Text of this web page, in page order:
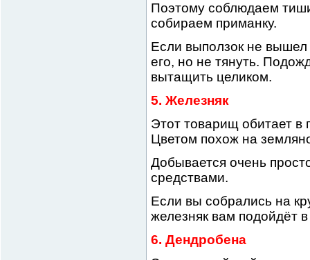
Поэтому соблюдаем
собираем приманку.
Если выползок не вышел
его, но не тянуть.
вытащить целиком.
5. Железняк
Этот товарищ обитает в
Цветом похож на
Добывается очень
средствами.
Если вы собрались на
железняк вам подойдёт
6. Дендробена